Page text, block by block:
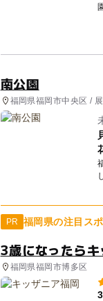
南公園
福岡県福岡市中央区 /
PR 福岡県の注目ス
3歳になったらキ
福岡県福岡市博多区